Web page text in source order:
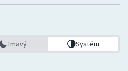
Tmavý Systém